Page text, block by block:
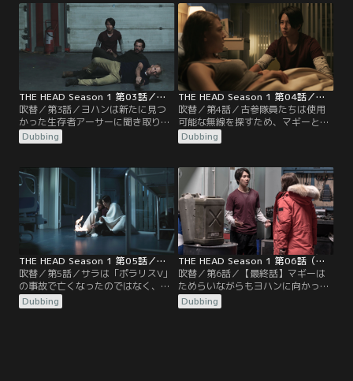
去ることに…。
死亡隊員たちの指を使って携帯電話
のロックを解除し、真相の手がかり
を得ようとするが…。
THE HEAD Season 1 第03話／吹替
吹替／第3話／ヨハンは新たに見つ
かった生存者アーサーに聞き取り調
査を行う。「マギーの話を信じる
な」と話すアーサー。一方、ニルス
時の様子をマギーは、ヨハンに打ち
明ける。ニルスの胸には「V」の字
が刻まれており…。
Dubbing
THE HEAD Season 1 第04話／吹替
吹替／第4話／古参隊員たちは使用
可能な無線を探すため、マギーとア
キを残して、旧基地である「ポラリ
スV」へ行くことを決定。だが、自
察したマギーは、アキを説き伏せ、
みんなを追って「ポラリスV」へ。
Dubbing
THE HEAD Season 1 第05話／吹替
吹替／第5話／サラは「ポラリスV」
の事故で亡くなったのではなく、何
者かに殺されていた…！しかも、サ
ラの遺体を見つけた直後、マギーは
Dubbing
THE HEAD Season 1 第06話（最終話）／吹替
吹替／第6話／【最終話】マギーは
ためらいながらもヨハンに向かっ
て、彼の最愛の妻でもある越冬隊員
アニカから引き出した“告白”につい
Dubbing